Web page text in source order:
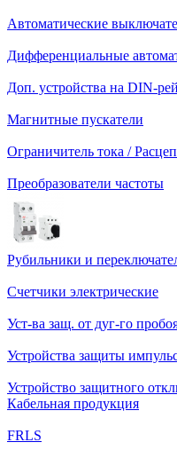
Автоматические
Дифференциальные
Доп. устройства на DIN-
Магнитные пускатели
Ограничитель тока /
Преобразователи частоты
Рубильники и
Счетчики электрические
Уст-ва защ. от дуг-го
Устройства защиты
Устройство защитного
Кабельная продукция
FRLS